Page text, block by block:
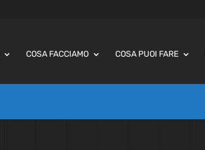
COSA FACCIAMO COSA PUOI FARE